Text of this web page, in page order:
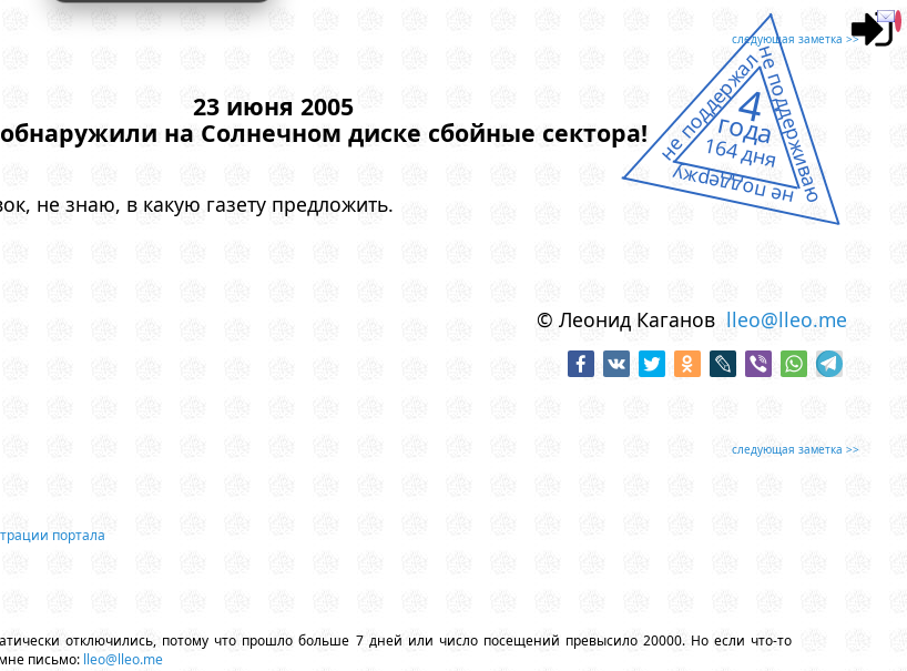
следующая заметка >>
23 июня 2005
на Солнечном диске сбойные сектора!
не знаю, в какую газету предложить.
© Леонид Каганов lleo@lleo.me
следующая заметка >>
портала
отключились, потому что прошло больше 7 дней или число посещений превысило 20000. Но если что-то
письмо: lleo@lleo.me
не поддержалне поддерживаю
не поддержу
4
года
164 дня